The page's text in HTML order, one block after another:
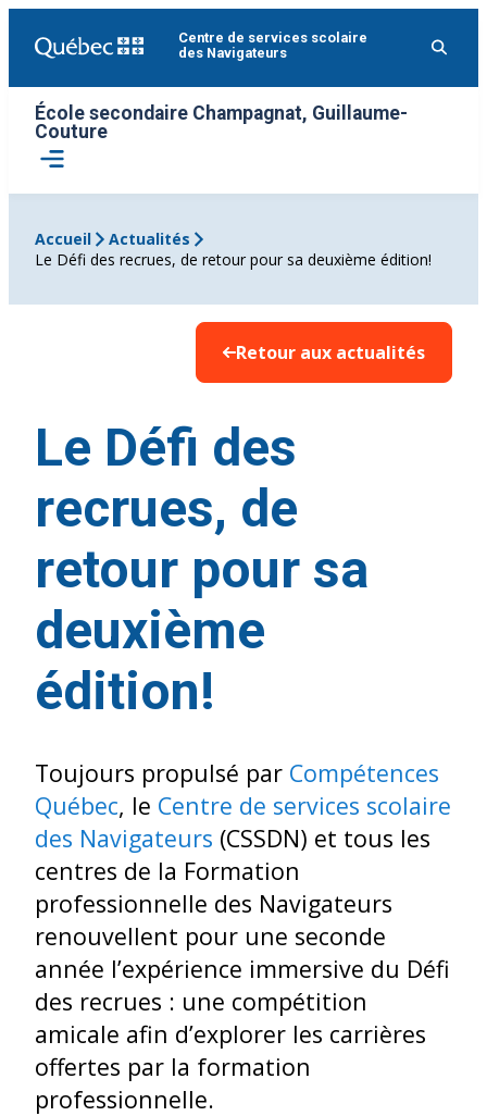
Centre de services scolaire
des Navigateurs
École secondaire Champagnat, Guillaume-
Couture
Ouvrir
le
menu
Accueil
Actualités
Le Défi des recrues, de retour pour sa deuxième édition!
Retour aux actualités
Le Défi des
recrues, de
retour pour sa
deuxième
édition!
Toujours propulsé par Compétences
Québec, le Centre de services scolaire
des Navigateurs (CSSDN) et tous les
centres de la Formation
professionnelle des Navigateurs
renouvellent pour une seconde
année l’expérience immersive du Défi
des recrues : une compétition
amicale afin d’explorer les carrières
offertes par la formation
professionnelle.